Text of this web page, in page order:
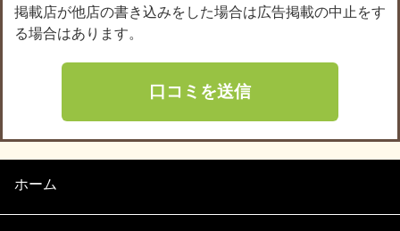
掲載店が他店の書き込みをした場合は広告掲載の中止をす
る場合はあります。
ホーム